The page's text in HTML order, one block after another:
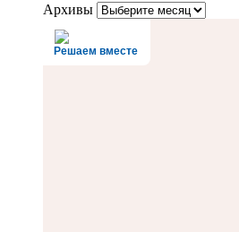
Архивы
Решаем вместе